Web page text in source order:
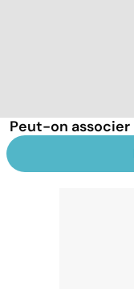
Peut-on